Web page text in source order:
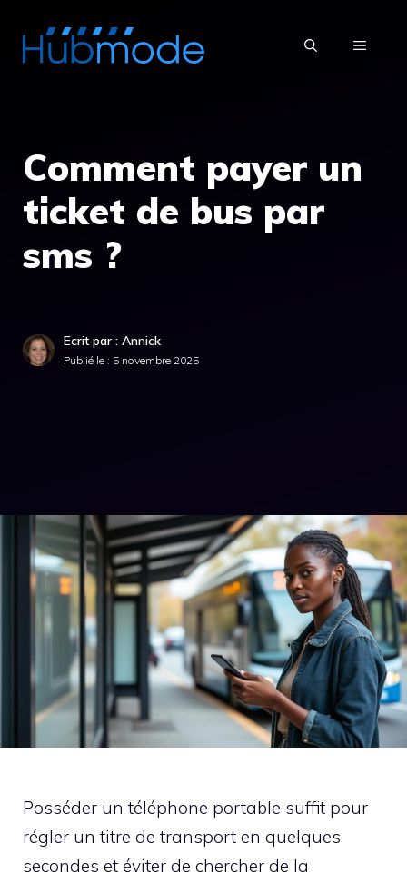
MENU
Comment payer un
ticket de bus par
sms ?
Ecrit par : Annick
Publié le : 5 novembre 2025
Posséder un téléphone portable suffit pour
régler un titre de transport en quelques
secondes et éviter de chercher de la